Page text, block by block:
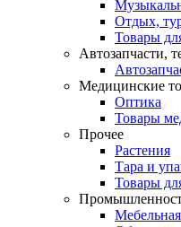
Отдых,
Товары
Автозапчасти,
Медицинские
Оптика
Товары
Прочее
Растения
Тара и
Товары